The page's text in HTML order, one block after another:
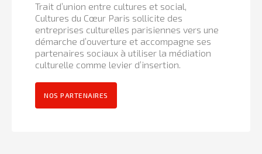
Trait d’union entre cultures et social,
Cultures du Cœur Paris sollicite des
entreprises culturelles parisiennes vers une
démarche d’ouverture et accompagne ses
partenaires sociaux à utiliser la médiation
culturelle comme levier d’insertion.
NOS PARTENAIRES